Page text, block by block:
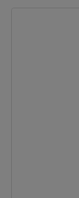
Möglichkeit